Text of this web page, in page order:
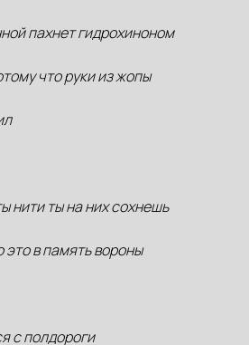
пахнет гидрохиноном
что руки из жопы
нити ты на них сохнешь
это в память вороны
с полдороги